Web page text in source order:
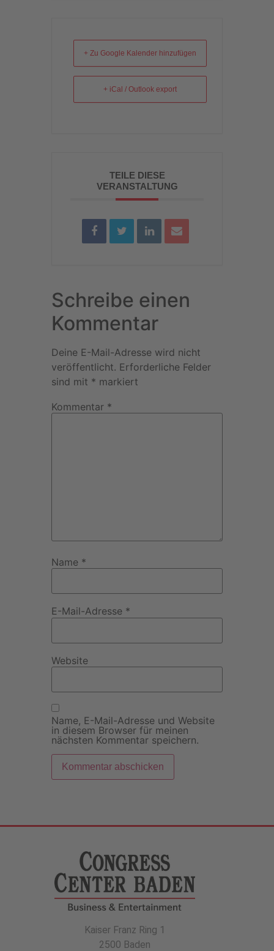
+ Zu Google Kalender hinzufügen
+ iCal / Outlook export
TEILE DIESE
VERANSTALTUNG
Schreibe einen
Kommentar
Deine E-Mail-Adresse wird nicht
veröffentlicht. Erforderliche Felder
sind mit * markiert
Kommentar *
Name *
E-Mail-Adresse *
Website
Name, E-Mail-Adresse und Website
in diesem Browser für meinen
nächsten Kommentar speichern.
Kaiser Franz Ring 1
2500 Baden